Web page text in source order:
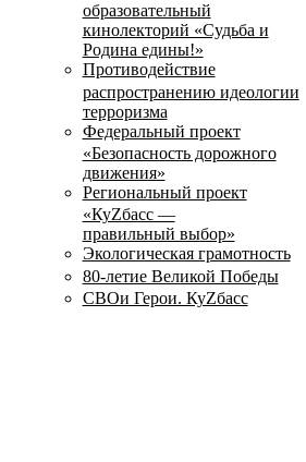
образовательный
кинолекторий «Судьба и
Родина едины!»
Противодействие
распространению идеологии
терроризма
Федеральный проект
«Безопасность дорожного
движения»
Региональный проект
«КуZбасс —
правильный выбор»
Экологическая грамотность
80-летие Великой Победы
СВОи Герои. КуZбасс